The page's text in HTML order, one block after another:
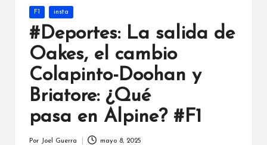
Publicada
F1 insta
#Deportes: La salida de
Oakes, el cambio
Colapinto-Doohan y
Briatore: ¿Qué
pasa en Alpine? #F1
Por Joel Guerra mayo 8, 2025